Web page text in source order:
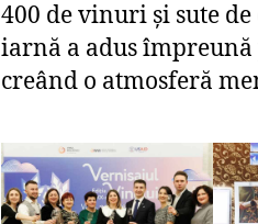
400 de vinuri și sute
iarnă a adus
creând o atmosferă